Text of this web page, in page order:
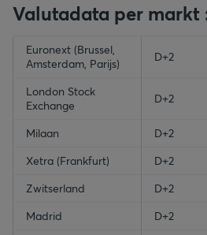
Valutadata per markt
empty-header
Euronext (Brussel,
Amsterdam, Parijs)
D+2
London Stock
Exchange
D+2
Milaan
D+2
Xetra (Frankfurt)
D+2
Zwitserland
D+2
Madrid
D+2